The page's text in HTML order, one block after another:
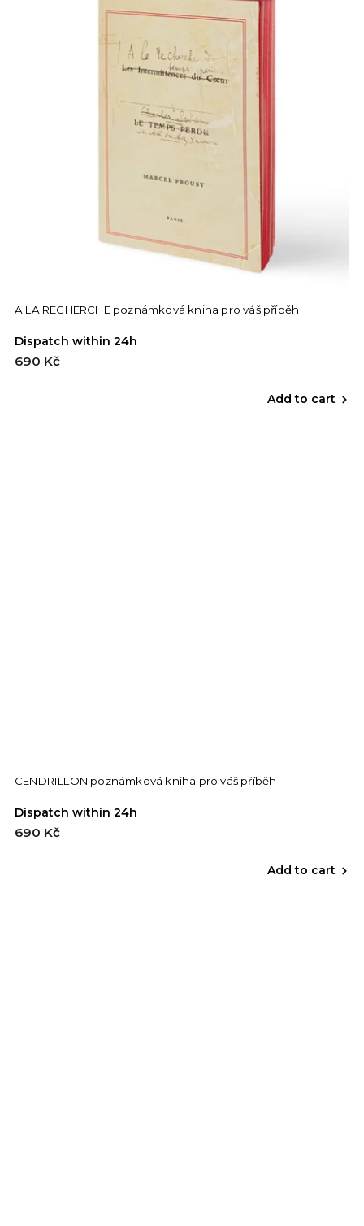
A LA RECHERCHE poznámková kniha pro váš příběh
Dispatch within 24h
690 Kč
Add to cart
CENDRILLON poznámková kniha pro váš příběh
Dispatch within 24h
690 Kč
Add to cart